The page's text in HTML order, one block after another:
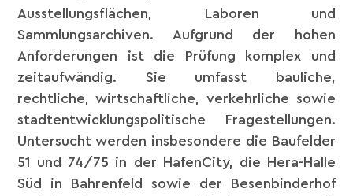
Ausstellungsflächen, Laboren und
Sammlungsarchiven. Aufgrund der hohen
Anforderungen ist die Prüfung komplex und
zeitaufwändig. Sie umfasst bauliche,
rechtliche, wirtschaftliche, verkehrliche sowie
stadtentwicklungspolitische Fragestellungen.
Untersucht werden insbesondere die Baufelder
51 und 74/75 in der HafenCity, die Hera-Halle
Süd in Bahrenfeld sowie der Besenbinderhof